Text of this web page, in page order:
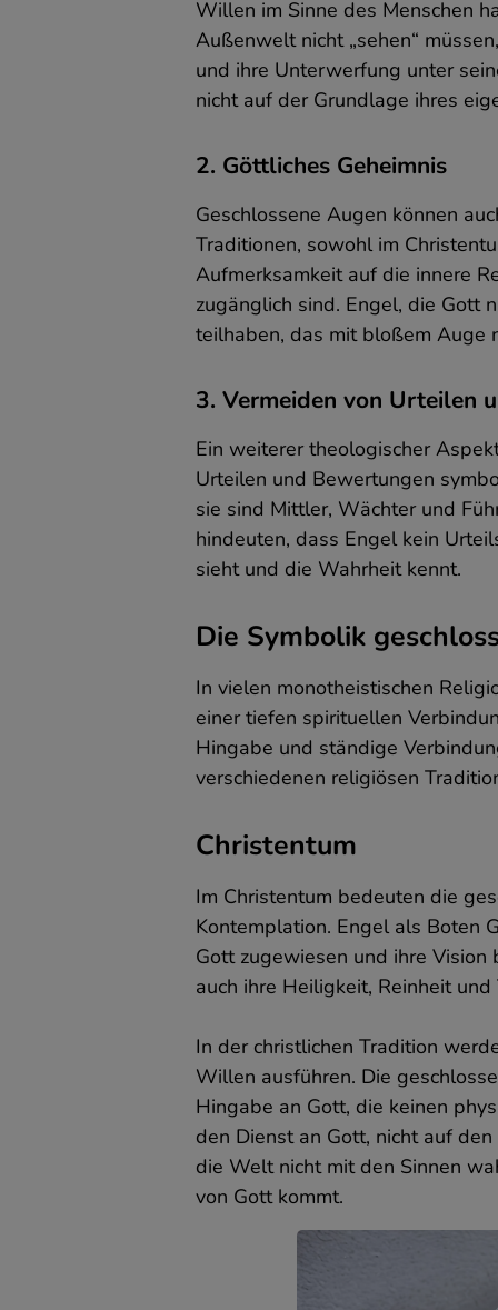
Willen im Sinne des Menschen
Außenwelt nicht „sehen“
und ihre Unterwerfung unter
nicht auf der Grundlage ihres
2. Göttliches Geheimnis
Geschlossene Augen können
Traditionen, sowohl im
Aufmerksamkeit auf die innere
zugänglich sind. Engel, die Gott
teilhaben, das mit bloßem Auge
3. Vermeiden von Urteilen
Ein weiterer theologischer
Urteilen und Bewertungen
sie sind Mittler, Wächter und
hindeuten, dass Engel kein
sieht und die Wahrheit kennt.
Die Symbolik
In vielen monotheistischen
einer tiefen spirituellen
Hingabe und ständige
verschiedenen religiösen
Christentum
Im Christentum bedeuten die
Kontemplation. Engel als Boten
Gott zugewiesen und ihre
auch ihre Heiligkeit, Reinheit
In der christlichen Tradition
Willen ausführen. Die
Hingabe an Gott, die keinen
den Dienst an Gott, nicht auf
die Welt nicht mit den Sinnen
von Gott kommt.